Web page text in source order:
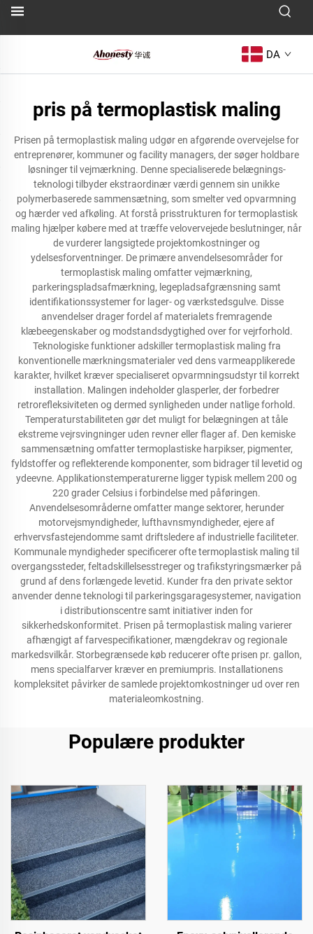
DA
pris på termoplastisk maling
Prisen på termoplastisk maling udgør en afgørende overvejelse for
entreprenører, kommuner og facility managers, der søger holdbare
løsninger til vejmærkning. Denne specialiserede belægnings-
teknologi tilbyder ekstraordinær værdi gennem sin unikke
polymerbaserede sammensætning, som smelter ved opvarmning
og hærder ved afkøling. At forstå prisstrukturen for termoplastisk
maling hjælper købere med at træffe velovervejede beslutninger, når
de vurderer langsigtede projektomkostninger og
ydelsesforventninger. De primære anvendelsesområder for
termoplastisk maling omfatter vejmærkning,
parkeringspladsafmærkning, legepladsafgrænsning samt
identifikationssystemer for lager- og værkstedsgulve. Disse
anvendelser drager fordel af materialets fremragende
klæbeegenskaber og modstandsdygtighed over for vejrforhold.
Teknologiske funktioner adskiller termoplastisk maling fra
konventionelle mærkningsmaterialer ved dens varmeapplikerede
karakter, hvilket kræver specialiseret opvarmningsudstyr til korrekt
installation. Malingen indeholder glasperler, der forbedrer
retrorefleksiviteten og dermed synligheden under natlige forhold.
Temperaturstabiliteten gør det muligt for belægningen at tåle
ekstreme vejrsvingninger uden revner eller flager af. Den kemiske
sammensætning omfatter termoplastiske harpikser, pigmenter,
fyldstoffer og reflekterende komponenter, som bidrager til levetid og
ydeevne. Applikationstemperaturerne ligger typisk mellem 200 og
220 grader Celsius i forbindelse med påføringen.
Anvendelsesområderne omfatter mange sektorer, herunder
motorvejsmyndigheder, lufthavnsmyndigheder, ejere af
erhvervsfastejendomme samt driftsledere af industrielle faciliteter.
Kommunale myndigheder specificerer ofte termoplastisk maling til
overgangssteder, feltadskillelsesstreger og trafikstyringsmærker på
grund af dens forlængede levetid. Kunder fra den private sektor
anvender denne teknologi til parkeringsgaragesystemer, navigation
i distributionscentre samt initiativer inden for
sikkerhedskonformitet. Prisen på termoplastisk maling varierer
afhængigt af farvespecifikationer, mængdekrav og regionale
markedsvilkår. Storbegrænsede køb reducerer ofte prisen pr. gallon,
mens specialfarver kræver en premiumpris. Installationens
kompleksitet påvirker de samlede projektomkostninger ud over ren
materialeomkostning.
Populære produkter